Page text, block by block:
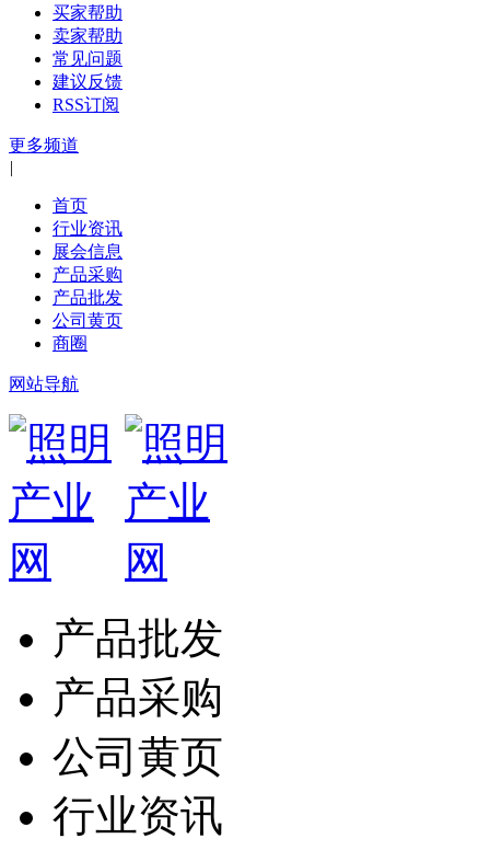
买家帮助
卖家帮助
常见问题
建议反馈
RSS订阅
更多频道
|
首页
行业资讯
展会信息
产品采购
产品批发
公司黄页
商圈
网站导航
产品批发
产品采购
公司黄页
行业资讯